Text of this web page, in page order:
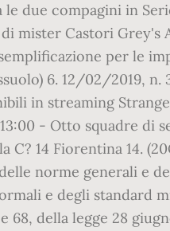
due compagini in
mister Castori Grey's
per le
6. 12/02/2019,
in streaming
- Otto squadre di
14 Fiorentina 14.
norme generali e
e degli standard
della legge 28